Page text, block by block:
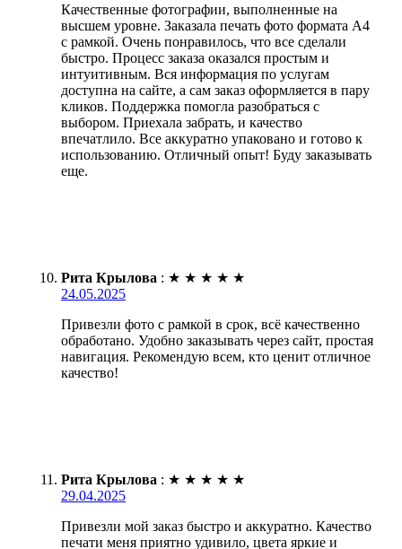
Качественные фотографии, выполненные на
высшем уровне. Заказала печать фото формата А4
с рамкой. Очень понравилось, что все сделали
быстро. Процесс заказа оказался простым и
интуитивным. Вся информация по услугам
доступна на сайте, а сам заказ оформляется в пару
кликов. Поддержка помогла разобраться с
выбором. Приехала забрать, и качество
впечатлило. Все аккуратно упаковано и готово к
использованию. Отличный опыт! Буду заказывать
еще.
Рита Крылова : ★ ★ ★ ★ ★
24.05.2025
Привезли фото с рамкой в срок, всё качественно
обработано. Удобно заказывать через сайт, простая
навигация. Рекомендую всем, кто ценит отличное
качество!
Рита Крылова : ★ ★ ★ ★ ★
29.04.2025
Привезли мой заказ быстро и аккуратно. Качество
печати меня приятно удивило, цвета яркие и